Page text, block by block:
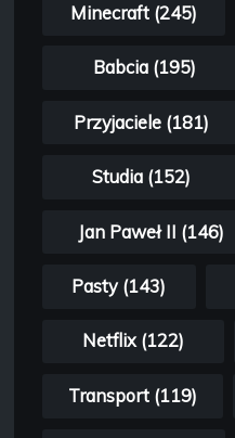
Minecraft (245)
Babcia (195)
Przyjaciele (181)
Studia (152)
Jan Paweł II (146)
Pasty (143)
Netflix (122)
Transport (119)